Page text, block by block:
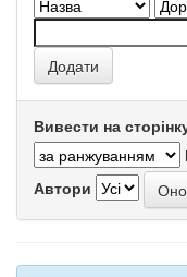
Вивести на
Автори